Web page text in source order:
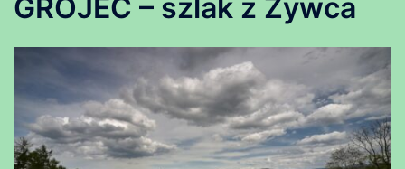
GROJEC – szlak z Żywca